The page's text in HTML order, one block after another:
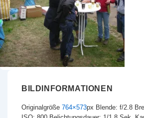
BILDINFORMATIONEN
Originalgröße 764×573px Blende: f/2.8